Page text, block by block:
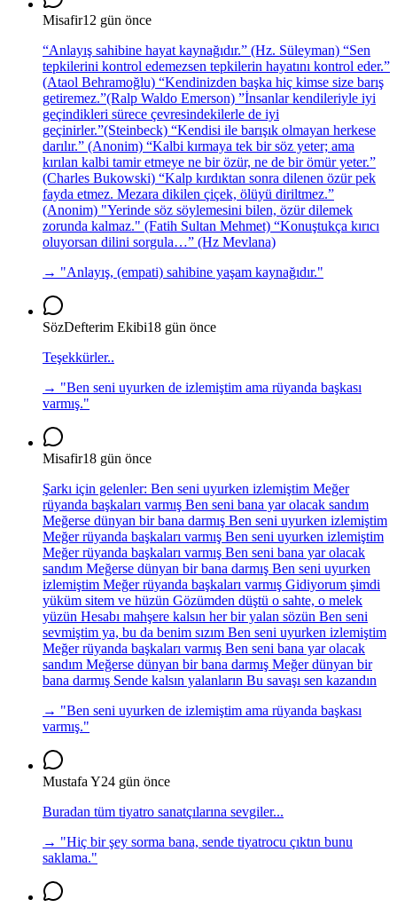
Misafir12 gün önce
“Anlayış sahibine hayat kaynağıdır.” (Hz. Süleyman) “Sen
tepkilerini kontrol edemezsen tepkilerin hayatını kontrol eder.”
(Ataol Behramoğlu) “Kendinizden başka hiç kimse size barış
getiremez.”(Ralp Waldo Emerson) ”İnsanlar kendileriyle iyi
geçindikleri sürece çevresindekilerle de iyi
geçinirler.”(Steinbeck) “Kendisi ile barışık olmayan herkese
darılır.” (Anonim) “Kalbi kırmaya tek bir söz yeter; ama
kırılan kalbi tamir etmeye ne bir özür, ne de bir ömür yeter.”
(Charles Bukowski) “Kalp kırdıktan sonra dilenen özür pek
fayda etmez. Mezara dikilen çiçek, ölüyü diriltmez.”
(Anonim) "Yerinde söz söylemesini bilen, özür dilemek
zorunda kalmaz." (Fatih Sultan Mehmet) “Konuştukça kırıcı
oluyorsan dilini sorgula…” (Hz Mevlana)
→ "Anlayış, (empati) sahibine yaşam kaynağıdır."
SözDefterim Ekibi18 gün önce
Teşekkürler..
→ "Ben seni uyurken de izlemiştim ama rüyanda başkası
varmış."
Misafir18 gün önce
Şarkı için gelenler: Ben seni uyurken izlemiştim Meğer
rüyanda başkaları varmış Ben seni bana yar olacak sandım
Meğerse dünyan bir bana darmış Ben seni uyurken izlemiştim
Meğer rüyanda başkaları varmış Ben seni uyurken izlemiştim
Meğer rüyanda başkaları varmış Ben seni bana yar olacak
sandım Meğerse dünyan bir bana darmış Ben seni uyurken
izlemiştim Meğer rüyanda başkaları varmış Gidiyorum şimdi
yüküm sitem ve hüzün Gözümden düştü o sahte, o melek
yüzün Hesabı mahşere kalsın her bir yalan sözün Ben seni
sevmiştim ya, bu da benim sızım Ben seni uyurken izlemiştim
Meğer rüyanda başkaları varmış Ben seni bana yar olacak
sandım Meğerse dünyan bir bana darmış Meğer dünyan bir
bana darmış Sende kalsın yalanların Bu savaşı sen kazandın
→ "Ben seni uyurken de izlemiştim ama rüyanda başkası
varmış."
Mustafa Y24 gün önce
Buradan tüm tiyatro sanatçılarına sevgiler...
→ "Hiç bir şey sorma bana, sende tiyatrocu çıktın bunu
saklama."